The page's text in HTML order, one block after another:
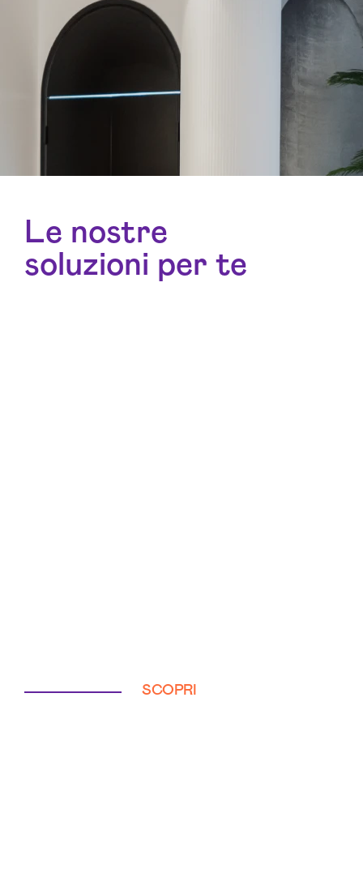
Le nostre
soluzioni per te
SCOPRI